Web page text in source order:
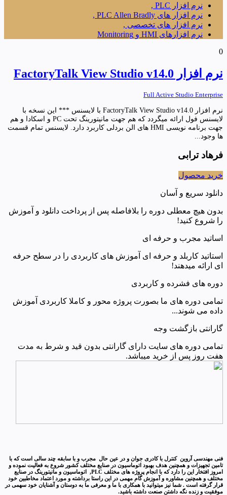
نرم افزار PLC ,
نرم افزار های PLC Allen Bradly ,
نرم افزار های تخصصی ,
نرم افزارهای HMI و Monitoring
0
نرم افزار FactoryTalk View Studio v14.0
Full Active Studio Enterprise
نرم افزار FactoryTalk View Studio v14.0 با لایسنس *** این نسخه با
لایسنس فول ارائه میگردد که هم جهت مانیتورینگ تحت PC و اسکادا و هم
جهت برنامه نویسی HMI های الن بردلی کاربرد دارد. لایسنس تمام قسمت
ها وجود...
فرهاد ترابی
خرید محصول
دانلود سریع و آسان
بدون هیچ معطلی دوره را بلافاصله پس از پرداخت دانلود و آموزش
را شروع کنید!
اساتید مجرب و حرفه ای
استاتید کاربلد و حرفه ای آموزش های کاربردی را در سطح حرفه
ای ارائه میدهند!
دوره های فشرده و کاربردی
تمامی دوره های ما بصورت پروژه محور و کاملا کاربردی آموزش
داده می شوند...
گارانتی بازگشت وجه
تمامی دوره های سایت دارای گارانتی بدون قید و شرط به مدت
هفت روز پس از خرید میباشد.
فنی مهندسی آروین کنترل با کادری جوان و در عین حال مجرب و با سابقه چند سالی است که با
تامین تجهیزات و همچنین هدف بهبود اتوماسیون در صنایع مختلف کشور شروع به فعالیت نموده و
امروز افتخار این را دارد که با انجام پروژه های مختلف PLC, اتوماسیون و مانیتورینگ در صنایع
مختلف و همچنین مشاوره و آموزش گام مهمی در این راستا برداشته و مورد اعتماد مخاطبین خود
قرار گرفته است . شما نیز میتوانید با همکاری با ما و معرفی ما به دوستان و آشنایان خود سهمی در
موفقیت و زنده نگه داشتن صنعت داشته باشید.